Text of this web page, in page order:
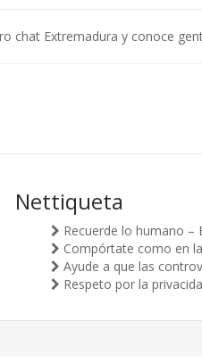
chat Extremadura y conoce
Nettiqueta
Recuerde lo humano –
Compórtate como en
Ayude a que las
Respeto por la